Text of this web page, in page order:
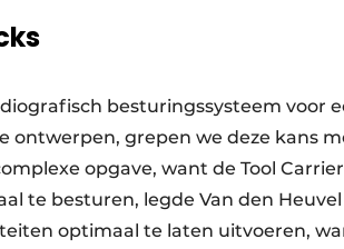
besturingssysteem voor
ontwerpen, grepen we deze kans
opgave, want de Tool
te besturen, legde Van den
optimaal te laten uitvoeren,